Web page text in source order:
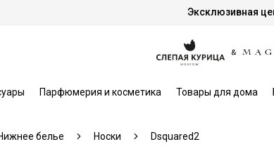
Эксклюзивная
Парфюмерия и косметика Товары для дома
белье Носки Dsquared2